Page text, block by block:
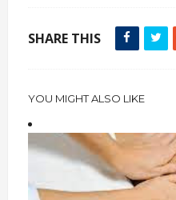
SHARE THIS
YOU MIGHT ALSO LIKE